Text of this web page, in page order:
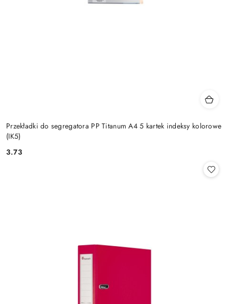
Przekładki do segregatora PP Titanum A4 5 kartek indeksy kolorowe
(IK5)
Cena:
3.73